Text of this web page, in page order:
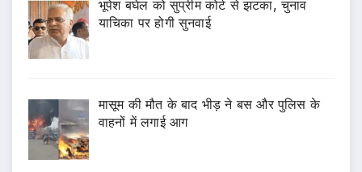
भूपेश बघेल को सुप्रीम कोर्ट से झटका, चुनाव
याचिका पर होगी सुनवाई
मासूम की मौत के बाद भीड़ ने बस और पुलिस के
वाहनों में लगाई आग